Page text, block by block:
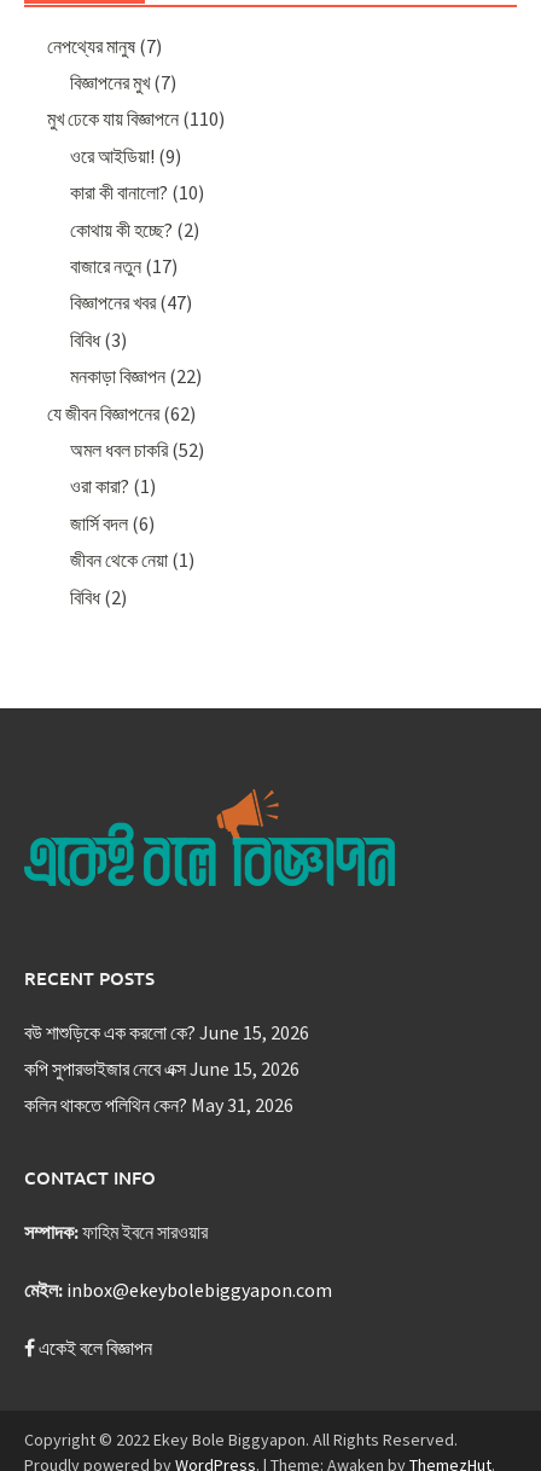
নেপথ্যের মানুষ (7)
বিজ্ঞাপনের মুখ(7)
মুখ ঢেকে যায় বিজ্ঞাপনে (110)
ওরে আইডিয়া! (9)
কারা কী বানালো? (10)
কোথায় কী হচ্ছে? (2)
বাজারে নতুন (17)
বিজ্ঞাপনের খবর(47)
বিবিধ(3)
মনকাড়া বিজ্ঞাপন (22)
যে জীবন বিজ্ঞাপনের(62)
অমল ধবল চাকরি(52)
ওরা কারা? (1)
জার্সি বদল (6)
জীবন থেকে নেয়া (1)
বিবিধ(2)
RECENT POSTS
বউ শাশুড়িকে এক করলো কে? June 15, 2026
কপি সুপারভাইজার নেবে এক্সJune 15, 2026
কলিন থাকতে পলিথিন কেন? May 31, 2026
CONTACT INFO
সম্পাদক:ফাহিম ইবনে সারওয়ার
মেইল: inbox@ekeybolebiggyapon.com
একেই বলে বিজ্ঞাপন
Copyright © 2022 Ekey Bole Biggyapon. All Rights Reserved.
Proudly powered byWordPress. | Theme: Awaken byThemezHut.